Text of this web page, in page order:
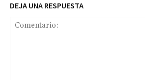
DEJA UNA RESPUESTA